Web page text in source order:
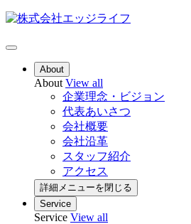
About
About View all
企業理念・ビジョン
代表あいさつ
会社概要
会社沿革
スタッフ紹介
アクセス
詳細メニューを閉じる
Service
Service View all